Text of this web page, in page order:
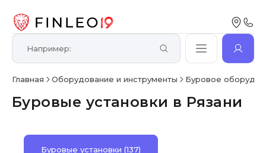
Главная Оборудование и инструменты Буровое
Буровые установки в Рязани
Буровые установки(137)